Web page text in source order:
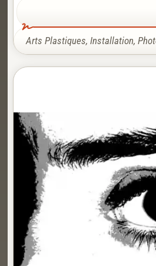
Arts Plastiques, Installation,